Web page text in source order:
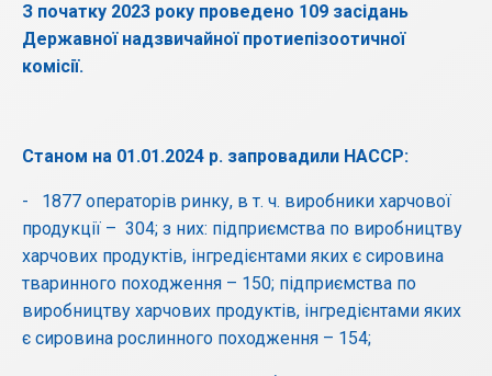
З початку 2023 року проведено 109 засідань
Державної надзвичайної протиепізоотичної
комісії.
Станом на 01.01.2024 р. запровадили НАССР:
- 1877 операторів ринку, в т. ч. виробники харчової
продукції – 304; з них: підприємства по виробництву
харчових продуктів, інгредієнтами яких є сировина
тваринного походження – 150; підприємства по
виробництву харчових продуктів, інгредієнтами яких
є сировина рослинного походження – 154;